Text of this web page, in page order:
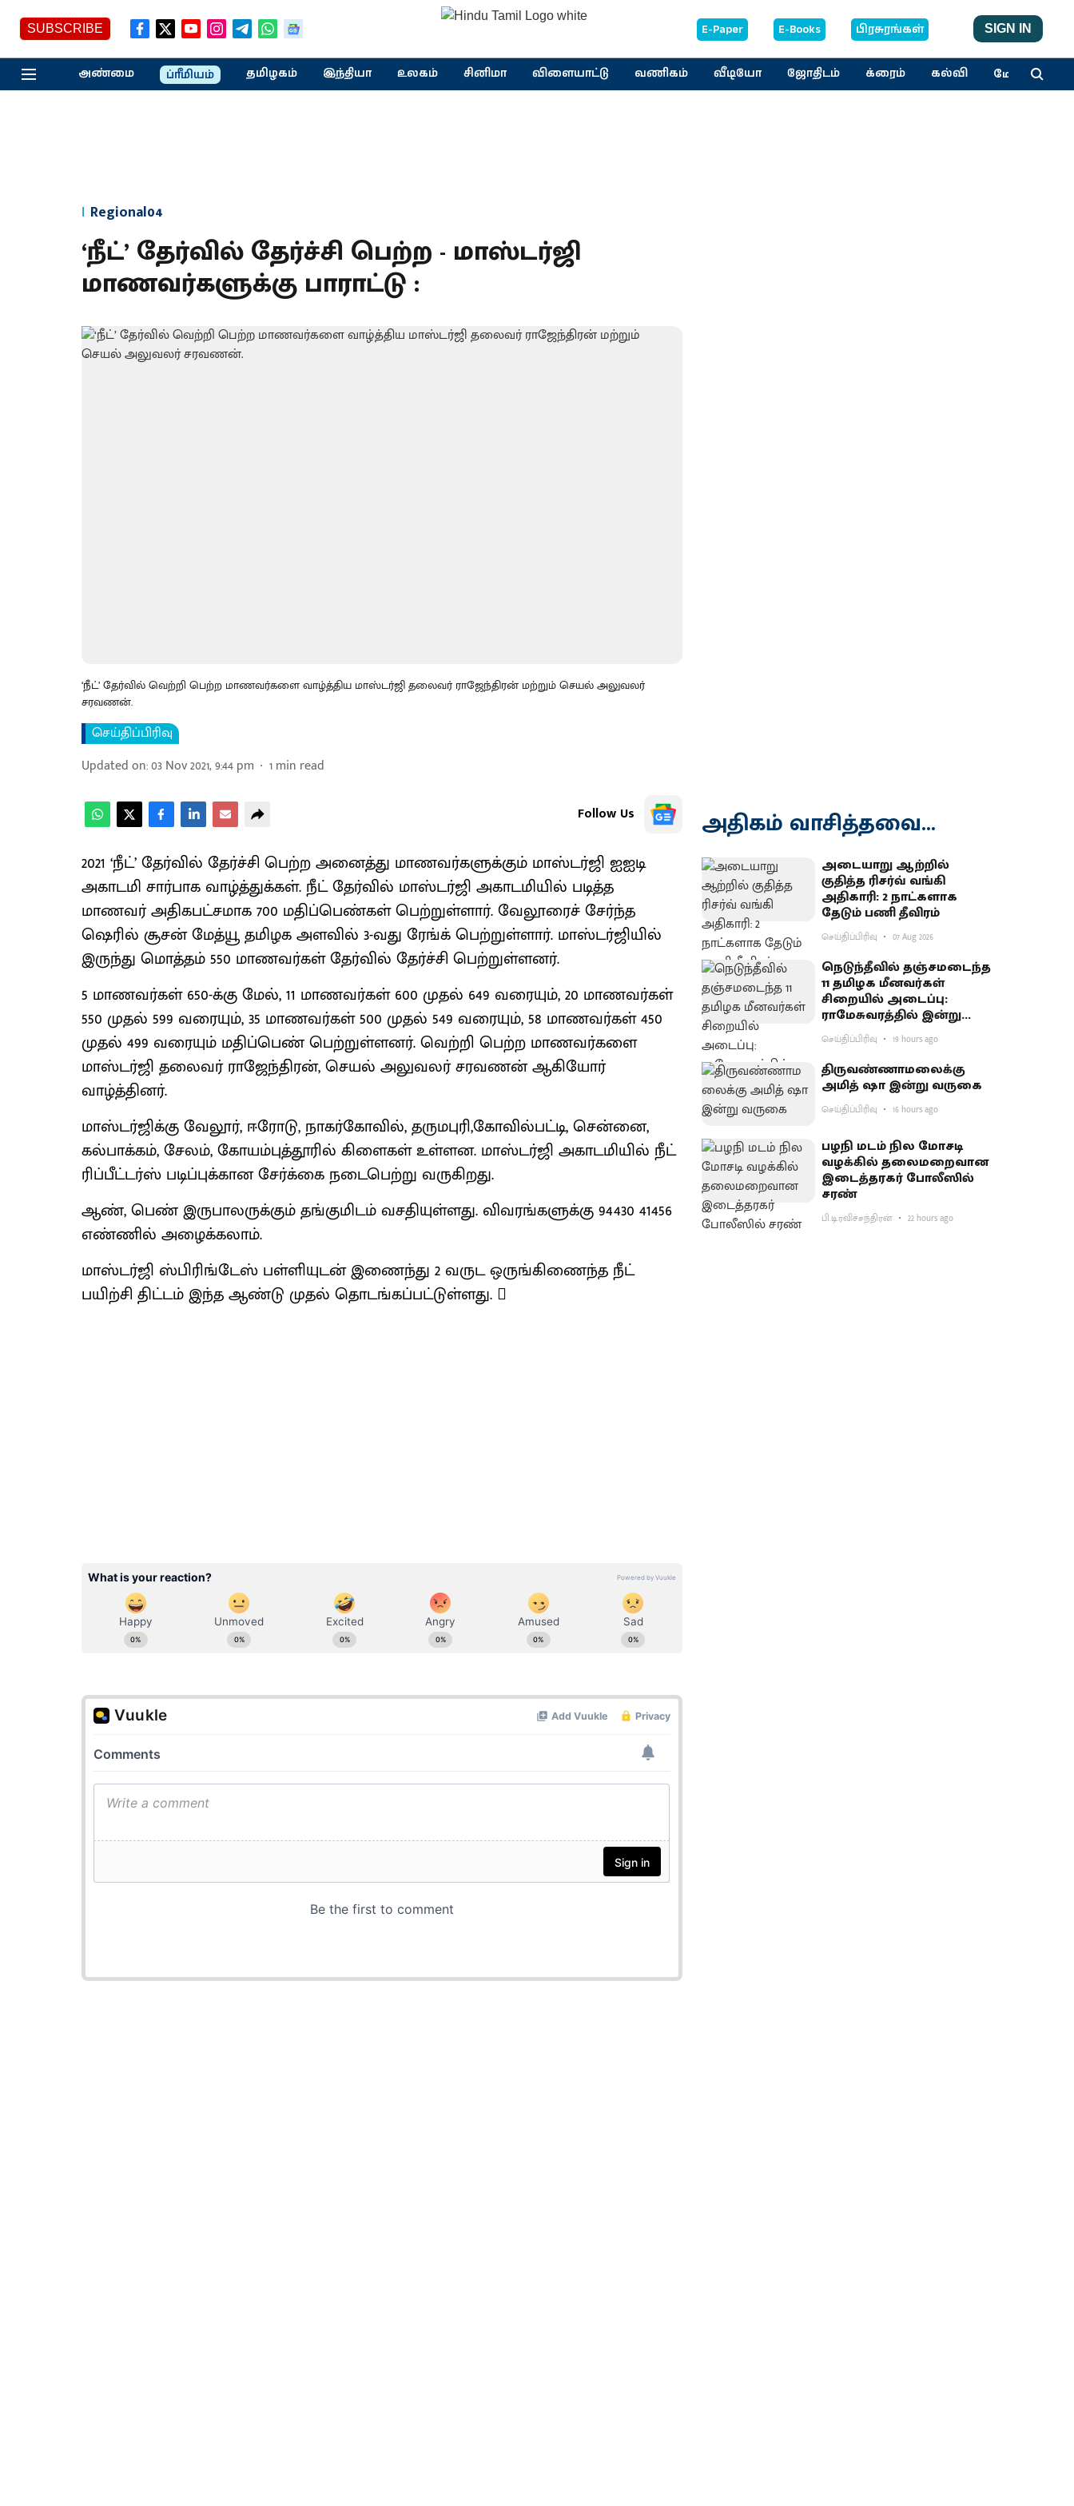
SUBSCRIBE E-Paper E-Books பிரசுரங்கள் SIGN IN
அண்மை ப்ரீமியம் தமிழகம் இந்தியா உலகம் சினிமா விளையாட்டு வணிகம் வீடியோ ஜோதிடம் க்ரைம் கல்வி மேலும்
Regional04
‘நீட்’ தேர்வில் தேர்ச்சி பெற்ற - மாஸ்டர்ஜி
மாணவர்களுக்கு பாராட்டு :
‘நீட்’ தேர்வில் வெற்றி பெற்ற மாணவர்களை வாழ்த்திய மாஸ்டர்ஜி தலைவர் ராஜேந்திரன் மற்றும் செயல் அலுவலர்
சரவணன்.
செய்திப்பிரிவு
Updated on:03 Nov 2021, 9:44 pm 1min read
Follow Us
2021 ‘நீட்’ தேர்வில் தேர்ச்சி பெற்ற அனைத்து மாணவர்களுக்கும் மாஸ்டர்ஜி ஐஐடி
அகாடமி சார்பாக வாழ்த்துக்கள். நீட் தேர்வில் மாஸ்டர்ஜி அகாடமியில் படித்த
மாணவர் அதிகபட்சமாக 700 மதிப்பெண்கள் பெற்றுள்ளார். வேலூரைச் சேர்ந்த
ஷெரில் சூசன் மேத்யூ தமிழக அளவில் 3-வது ரேங்க் பெற்றுள்ளார். மாஸ்டர்ஜியில்
இருந்து மொத்தம் 550 மாணவர்கள் தேர்வில் தேர்ச்சி பெற்றுள்ளனர்.
5 மாணவர்கள் 650-க்கு மேல், 11 மாணவர்கள் 600 முதல் 649 வரையும், 20 மாணவர்கள்
550 முதல் 599 வரையும், 35 மாணவர்கள் 500 முதல் 549 வரையும், 58 மாணவர்கள் 450
முதல் 499 வரையும் மதிப்பெண் பெற்றுள்ளனர். வெற்றி பெற்ற மாணவர்களை
மாஸ்டர்ஜி தலைவர் ராஜேந்திரன், செயல் அலுவலர் சரவணன் ஆகியோர்
வாழ்த்தினர்.
மாஸ்டர்ஜிக்கு வேலூர், ஈரோடு, நாகர்கோவில், தருமபுரி,கோவில்பட்டி, சென்னை,
கல்பாக்கம், சேலம், கோயம்புத்தூரில் கிளைகள் உள்ளன. மாஸ்டர்ஜி அகாடமியில் நீட்
ரிப்பீட்டர்ஸ் படிப்புக்கான சேர்க்கை நடைபெற்று வருகிறது.
ஆண், பெண் இருபாலருக்கும் தங்குமிடம் வசதியுள்ளது. விவரங்களுக்கு 94430 41456
எண்ணில் அழைக்கலாம்.
மாஸ்டர்ஜி ஸ்பிரிங்டேஸ் பள்ளியுடன் இணைந்து 2 வருட ஒருங்கிணைந்த நீட்
பயிற்சி திட்டம் இந்த ஆண்டு முதல் தொடங்கப்பட்டுள்ளது. 
அதிகம் வாசித்தவை...
அடையாறு ஆற்றில்
குதித்த ரிசர்வ் வங்கி
அதிகாரி: 2 நாட்களாக
தேடும் பணி தீவிரம்
செய்திப்பிரிவு 07 Aug 2026
நெடுந்தீவில் தஞ்சமடைந்த
11 தமிழக மீனவர்கள்
சிறையில் அடைப்பு:
ராமேசுவரத்தில் இன்று
வேலைநிறுத்தம்
செய்திப்பிரிவு 19 hours ago
திருவண்ணாமலைக்கு
அமித் ஷா இன்று வருகை
செய்திப்பிரிவு 16 hours ago
பழநி மடம் நில மோசடி
வழக்கில் தலைமறைவான
இடைத்தரகர் போலீஸில்
சரண்
பி.டி.ரவிச்சந்திரன் 22 hours ago